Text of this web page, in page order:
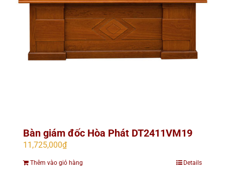
Bàn giám đốc Hòa Phát DT2411VM19
11,725,000₫
Thêm vào giỏ hàng Details